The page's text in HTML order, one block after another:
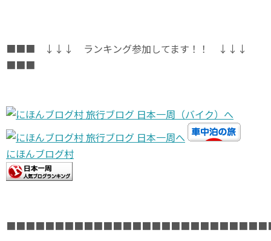
■■■ ↓↓↓ ランキング参加してます！！ ↓↓↓
■■■
にほんブログ村